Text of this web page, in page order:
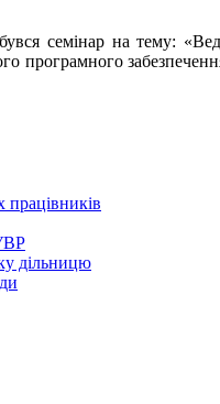
семінар на тему:
програмного
працівників
дільницю